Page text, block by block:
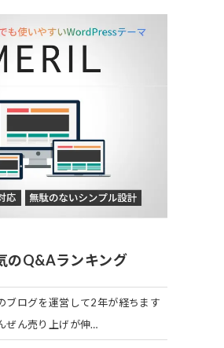
のQ&Aランキング
ブログを運営して2年が経ちます
ぜん売り上げが伸…